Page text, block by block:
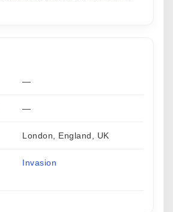
—
—
London, England, UK
Invasion